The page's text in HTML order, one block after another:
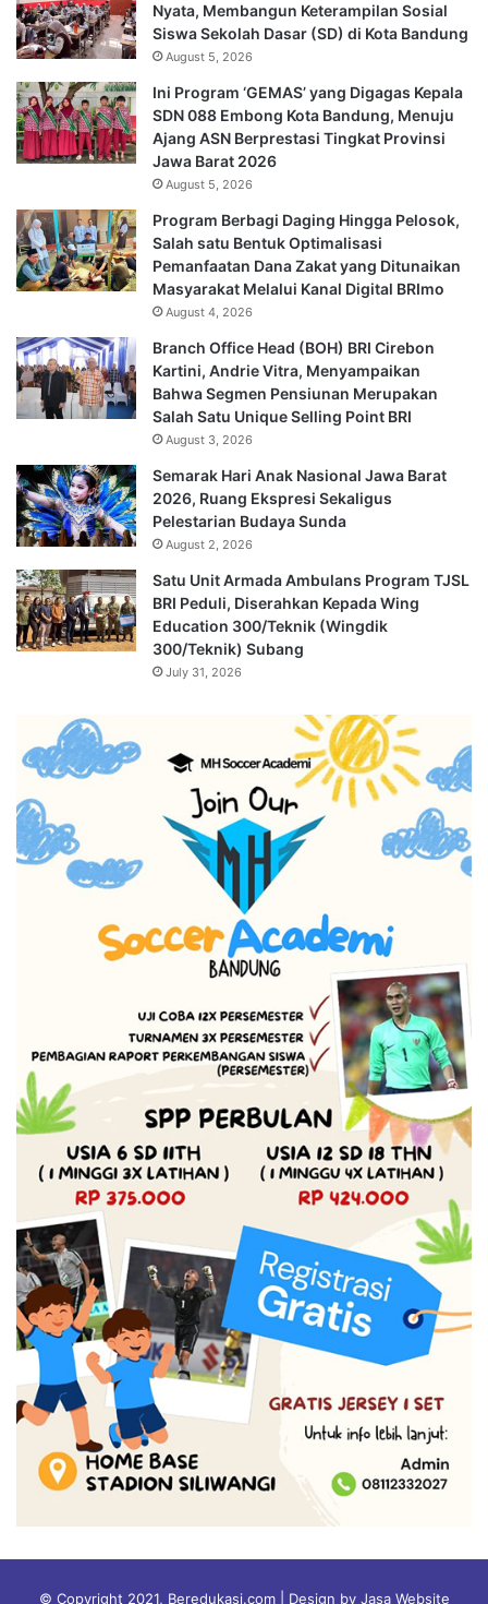
Nyata, Membangun Keterampilan Sosial
Siswa Sekolah Dasar (SD) di Kota Bandung
August 5, 2026
Ini Program ‘GEMAS’ yang Digagas Kepala
SDN 088 Embong Kota Bandung, Menuju
Ajang ASN Berprestasi Tingkat Provinsi
Jawa Barat 2026
August 5, 2026
Program Berbagi Daging Hingga Pelosok,
Salah satu Bentuk Optimalisasi
Pemanfaatan Dana Zakat yang Ditunaikan
Masyarakat Melalui Kanal Digital BRImo
August 4, 2026
Branch Office Head (BOH) BRI Cirebon
Kartini, Andrie Vitra, Menyampaikan
Bahwa Segmen Pensiunan Merupakan
Salah Satu Unique Selling Point BRI
August 3, 2026
Semarak Hari Anak Nasional Jawa Barat
2026, Ruang Ekspresi Sekaligus
Pelestarian Budaya Sunda
August 2, 2026
Satu Unit Armada Ambulans Program TJSL
BRI Peduli, Diserahkan Kepada Wing
Education 300/Teknik (Wingdik
300/Teknik) Subang
July 31, 2026
© Copyright 2021, Beredukasi.com | Design by Jasa Website